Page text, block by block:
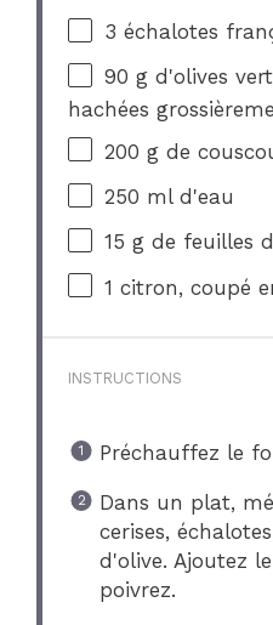
3 échalotes
90 g d'olives
hachées
200 g de
250 ml d'eau
15 g de feuilles
1 citron, coupé
INSTRUCTIONS
Préchauffez le
Dans un plat,
cerises,
d'olive. Ajoutez
poivrez.